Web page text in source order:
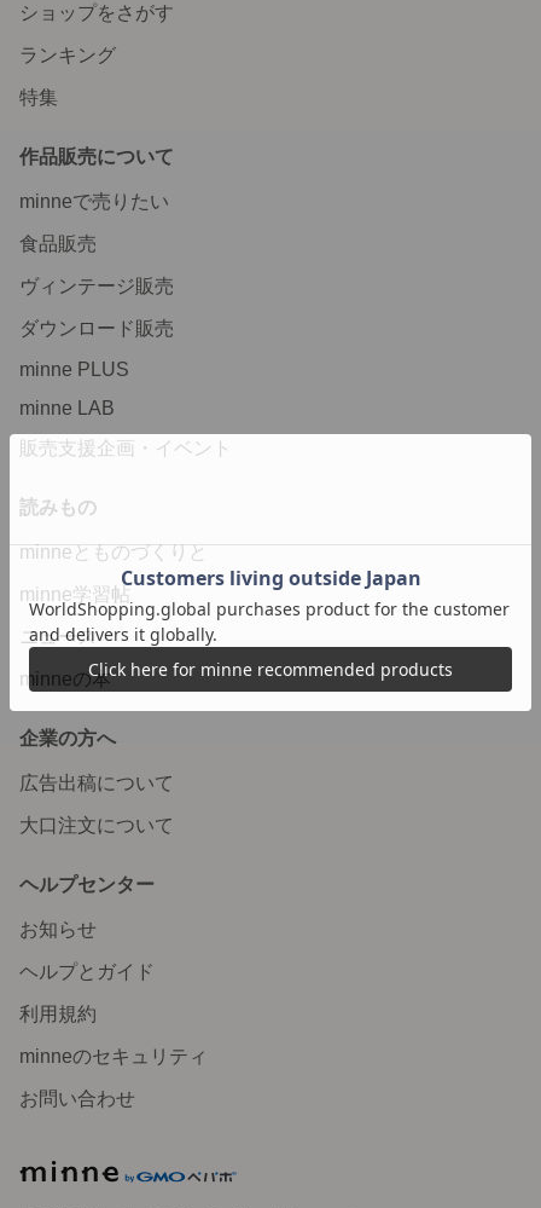
ショップをさがす
ランキング
特集
作品販売について
minneで売りたい
食品販売
ヴィンテージ販売
ダウンロード販売
minne PLUS
minne LAB
販売支援企画・イベント
読みもの
minneとものづくりと
minne学習帖
ニュース
minneの本
企業の方へ
広告出稿について
大口注文について
ヘルプセンター
お知らせ
ヘルプとガイド
利用規約
minneのセキュリティ
お問い合わせ